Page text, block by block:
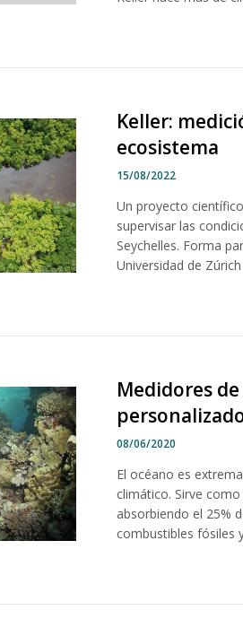
Keller:
ecosistema
15/08/2022
Un proyecto
supervisar las
Seychelles. Forma
Universidad de
Medidores
08/06/2020
El océano es
climático. Sirve
absorbiendo el 25%
combustibles fósiles